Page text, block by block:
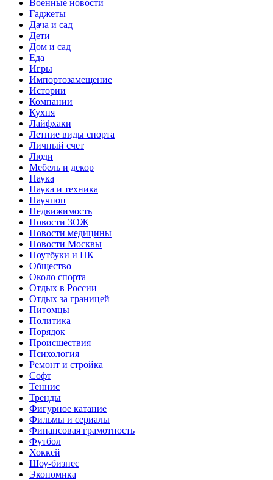
Военные новости
Гаджеты
Дача и сад
Дети
Дом и сад
Еда
Игры
Импортозамещение
Истории
Компании
Кухня
Лайфхаки
Летние виды спорта
Личный счет
Люди
Мебель и декор
Наука
Наука и техника
Научпоп
Недвижимость
Новости ЗОЖ
Новости медицины
Новости Москвы
Ноутбуки и ПК
Общество
Около спорта
Отдых в России
Отдых за границей
Питомцы
Политика
Порядок
Происшествия
Психология
Ремонт и стройка
Софт
Теннис
Тренды
Фигурное катание
Фильмы и сериалы
Финансовая грамотность
Футбол
Хоккей
Шоу-бизнес
Экономика